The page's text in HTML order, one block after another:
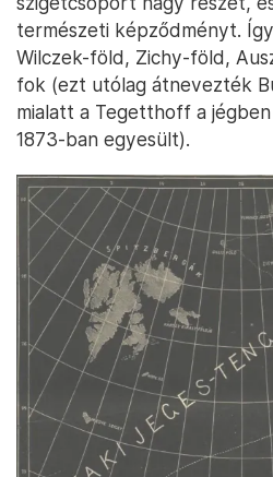
természeti képződményt.
Wilczek-föld, Zichy-föld,
fok (ezt utólag átnevezték
mialatt a Tegetthoff a
1873-ban egyesült).